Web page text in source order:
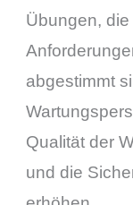
Übungen,
abgestimmt
Qualität der
und die